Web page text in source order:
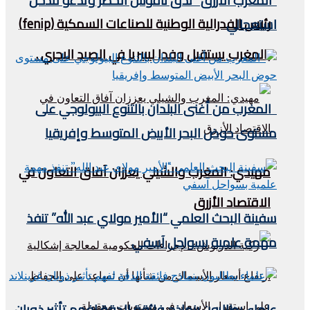
رئيس الفدرالية الوطنية للصناعات السمكية (fenip)
بالمغرب يستقبل وفدا ليبيريا في الصيد البحري .
مهيدي: المغرب والشيلي يعززان آفاق التعاون في
الاقتصاد الأزرق
استعجالي
المغرب من أغنى البلدان بالتنوع البيولوجي على
مستوى حوض البحر الأبيض المتوسط وإفريقيا
سفينة البحث العلمي “الأمير مولاي عبد الله” تنفذ
مهمة علمية بسواحل آسفي